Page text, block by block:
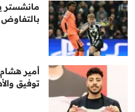
مانشستر
أمير
توفيق